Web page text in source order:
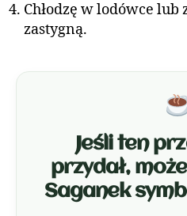
Chłodzę w lodówce
zastygną.
Jeśli ten
przydał,
Saganek